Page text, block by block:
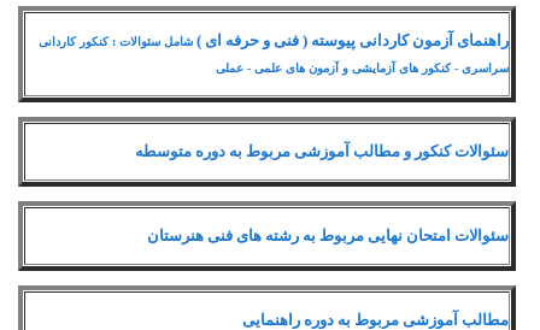
راهنمای آزمون کاردانی پیوسته ( فنی و حرفه ای ) شامل سئوالات : کنکور کاردانی
سراسری - کنکور های آزمایشی و آزمون های علمی - عملی
سئوالات کنکور و مطالب آموزشی مربوط به دوره متوسطه
سئوالات امتحان نهایی مربوط به رشته های فنی هنرستان
مطالب آموزشی مربوط به دوره راهنمایی